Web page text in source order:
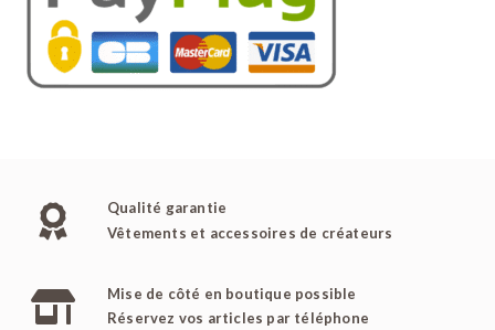
Qualité garantie
Vêtements et accessoires de créateurs
Mise de côté en boutique possible
Réservez vos articles par téléphone